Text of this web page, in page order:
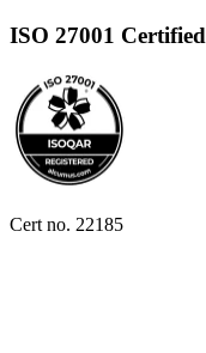
ISO 27001 Certified
Cert no. 22185